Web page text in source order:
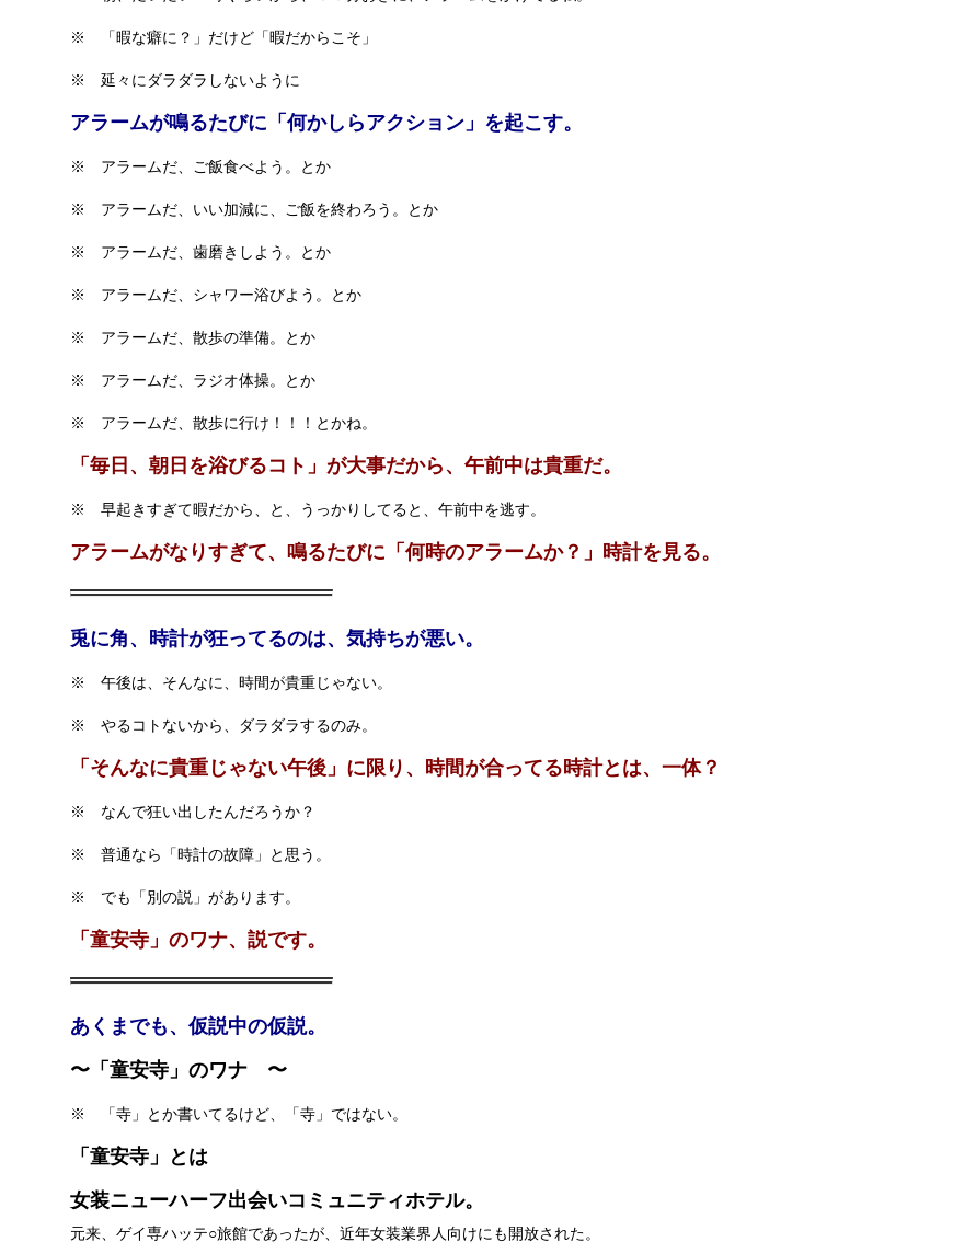
※ 「暇な癖に？」だけど「暇だからこそ」
※ 延々にダラダラしないように
アラームが鳴るたびに「何かしらアクション」を起こす。
※ アラームだ、ご飯食べよう。とか
※ アラームだ、いい加減に、ご飯を終わろう。とか
※ アラームだ、歯磨きしよう。とか
※ アラームだ、シャワー浴びよう。とか
※ アラームだ、散歩の準備。とか
※ アラームだ、ラジオ体操。とか
※ アラームだ、散歩に行け！！！とかね。
「毎日、朝日を浴びるコト」が大事だから、午前中は貴重だ。
※ 早起きすぎて暇だから、と、うっかりしてると、午前中を逃す。
アラームがなりすぎて、鳴るたびに「何時のアラームか？」時計を見る。
兎に角、時計が狂ってるのは、気持ちが悪い。
※ 午後は、そんなに、時間が貴重じゃない。
※ やるコトないから、ダラダラするのみ。
「そんなに貴重じゃない午後」に限り、時間が合ってる時計とは、一体？
※ なんで狂い出したんだろうか？
※ 普通なら「時計の故障」と思う。
※ でも「別の説」があります。
「童安寺」のワナ、説です。
あくまでも、仮説中の仮説。
〜「童安寺」のワナ 〜
※ 「寺」とか書いてるけど、「寺」ではない。
「童安寺」とは
女装ニューハーフ出会いコミュニティホテル。
元来、ゲイ専ハッテ○旅館であったが、近年女装業界人向けにも開放された。